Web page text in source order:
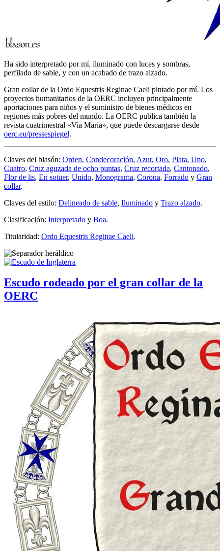
Ha sido interpretado por mí, iluminado con luces y sombras,
perfilado de sable, y con un acabado de trazo alzado.
Gran collar de la Ordo Equestris Reginae Caeli pintado por mí. Los
proyectos humanitarios de la OERC incluyen principalmente
aportaciones para niños y el suministro de bienes médicos en
regiones más pobres del mundo. La OERC publica también la
revista cuatrimestral «Via Maria», que puede descargarse desde
oerc.eu/pressespiegel.
Claves del blasón: Orden, Condecoración, Azur, Oro, Plata, Uno,
Cuatro, Cruz aguzada de ocho puntas, Cruz recortada, Cantonado,
Flor de lis, En sotuer, Unido, Monograma, Corona, Forrado y Gran
collar.
Claves del estilo: Delineado de sable, Iluminado y Trazo alzado.
Clasificación: Interpretado y Boa.
Titularidad: Ordo Equestris Reginae Caeli.
Escudo rodeado por el gran collar de la
OERC